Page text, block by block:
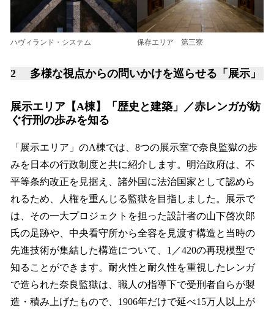
ハヴィランド・システム 保存エリア 第三寮
2 多様な視点からの問いかけを巡らせる「展示」
展示エリア【A棟】「歴史と建築」／赤レンガが紡
ぐ行刑の歩みを知る
「展示エリア」のA棟では、8つの展示室で奈良監獄の歩
みを日本の行政制度と共に紹介します。明治政府は、不
平等条約改正を見据え、諸外国に法治国家として認めら
れるため、人権を重んじる監獄を目指しました。展示で
は、その一大プロジェクトを担った設計者の山下啓次郎
氏の足跡や、中央看守所から全容を見渡す構造と当時の
先進技術が集結した構造について、1／420の再現模型で
知ることができます。耐火性と耐久性を重視したレンガ
で造られた奈良監獄は、職人の指導下で受刑者自らが製
造・積み上げたもので、1906年だけで延べ15万人以上が